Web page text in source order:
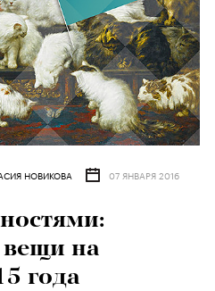
НОВИКОВА 07 ЯНВАРЯ 2016
на
года